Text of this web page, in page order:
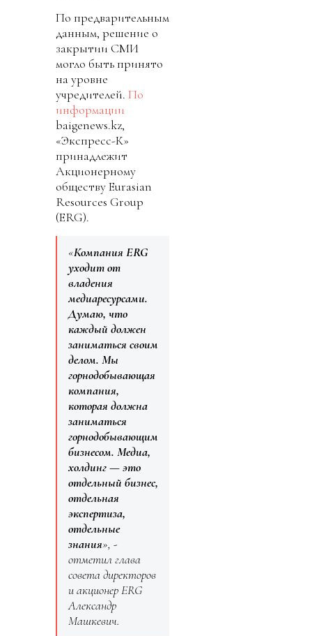
По предварительным
данным, решение о
закрытии СМИ
могло быть принято
на уровне
учредителей. По
информации
baigenews.kz,
«Экспресс-К»
принадлежит
Акционерному
обществу Eurasian
Resources Group
(ERG).
«Компания ERG
уходит от
владения
медиаресурсами.
Думаю, что
каждый должен
заниматься своим
делом. Мы
горнодобывающая
компания,
которая должна
заниматься
горнодобывающим
бизнесом. Медиа,
холдинг — это
отдельный бизнес,
отдельная
экспертиза,
отдельные
знания», -
отметил глава
совета директоров
и акционер ERG
Александр
Машкевич.